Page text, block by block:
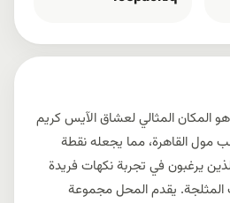
المكان المثالي لعشاق الآيس كريم
مول القاهرة، مما يجعله نقطة
يرغبون في تجربة نكهات فريدة
المثلجة. يقدم المحل مجموعة